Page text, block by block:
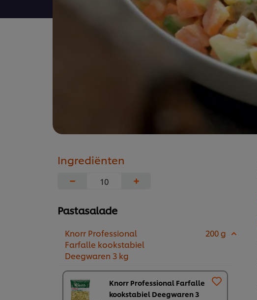
Ingrediënten
−
+
Pastasalade
Knorr Professional
Farfalle kookstabiel
Deegwaren 3 kg
200 g
Knorr Professional Farfalle
kookstabiel Deegwaren 3